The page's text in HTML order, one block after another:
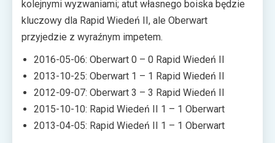
kolejnymi wyzwaniami; atut własnego boiska będzie
kluczowy dla Rapid Wiedeń II, ale Oberwart
przyjedzie z wyraźnym impetem.
2016-05-06: Oberwart 0 – 0 Rapid Wiedeń II
2013-10-25: Oberwart 1 – 1 Rapid Wiedeń II
2012-09-07: Oberwart 3 – 3 Rapid Wiedeń II
2015-10-10: Rapid Wiedeń II 1 – 1 Oberwart
2013-04-05: Rapid Wiedeń II 1 – 1 Oberwart